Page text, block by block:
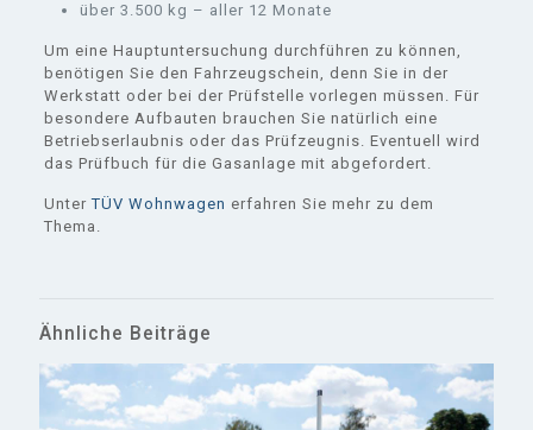
über 3.500 kg – aller 12 Monate
Um eine Hauptuntersuchung durchführen zu können,
benötigen Sie den Fahrzeugschein, denn Sie in der
Werkstatt oder bei der Prüfstelle vorlegen müssen. Für
besondere Aufbauten brauchen Sie natürlich eine
Betriebserlaubnis oder das Prüfzeugnis. Eventuell wird
das Prüfbuch für die Gasanlage mit abgefordert.
UnterTÜV Wohnwagen erfahren Sie mehr zu dem
Thema.
Ähnliche Beiträge